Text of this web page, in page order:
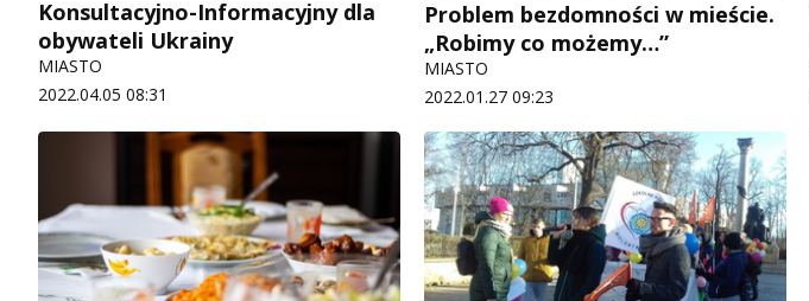
Konsultacyjno-Informacyjny dla
obywateli Ukrainy
MIASTO
2022.04.05 08:31
Problem bezdomności w mieście.
„Robimy co możemy…”
MIASTO
2022.01.27 09:23